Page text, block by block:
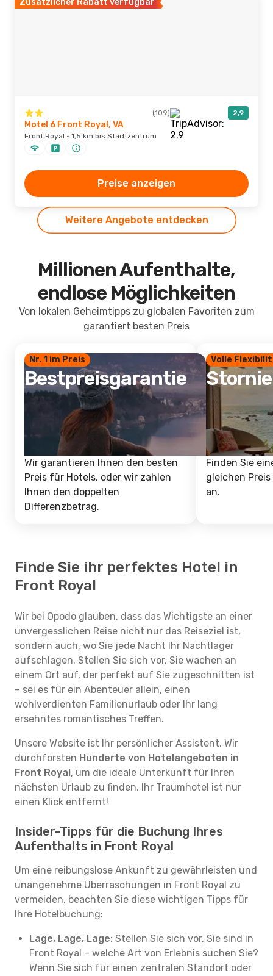
Zusätzlicher Rabatt verfügbar
(109) 2,9
Motel 6 Front Royal, VA
Front Royal · 1,5 km bis Stadtzentrum
Preise anzeigen
Weitere Angebote entdecken
Millionen Aufenthalte,
endlose Möglichkeiten
Von lokalen Geheimtipps zu globalen Favoriten zum
garantiert besten Preis
Nr. 1 im Preis
Bestpreisgarantie
Wir garantieren Ihnen den besten
Preis für Hotels, oder wir zahlen
Ihnen den doppelten
Differenzbetrag.
Volle
Finden Sie
gleichen
an.
Finde Sie ihr perfektes Hotel in
Front Royal
Wir bei Opodo glauben, dass das Wichtigste an einer
unvergesslichen Reise nicht nur das Reiseziel ist,
sondern auch, wo Sie jede Nacht Ihr Nachtlager
aufschlagen. Stellen Sie sich vor, Sie wachen an
einem Ort auf, der perfekt auf Sie zugeschnitten ist
– sei es für ein Abenteuer allein, einen
wohlverdienten Familienurlaub oder Ihr lang
ersehntes romantisches Treffen.
Unsere Website ist Ihr persönlicher Assistent. Wir
durchforsten Hunderte von Hotelangeboten in
Front Royal, um die ideale Unterkunft für Ihren
nächsten Urlaub zu finden. Ihr Traumhotel ist nur
einen Klick entfernt!
Insider-Tipps für die Buchung Ihres
Aufenthalts in Front Royal
Um eine reibungslose Ankunft zu gewährleisten und
unangenehme Überraschungen in Front Royal zu
vermeiden, beachten Sie diese wichtigen Tipps für
Ihre Hotelbuchung:
Lage, Lage, Lage: Stellen Sie sich vor, Sie sind in
Front Royal – welche Art von Erlebnis suchen Sie?
Wenn Sie sich für einen zentralen Standort oder